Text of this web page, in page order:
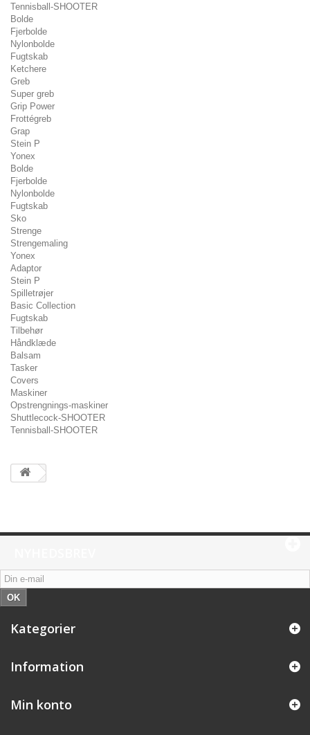
Tennisball-SHOOTER
Bolde
Fjerbolde
Nylonbolde
Fugtskab
Ketchere
Greb
Super greb
Grip Power
Frottégreb
Grap
Stein P
Yonex
Bolde
Fjerbolde
Nylonbolde
Fugtskab
Sko
Strenge
Strengemaling
Yonex
Adaptor
Stein P
Spilletrøjer
Basic Collection
Fugtskab
Tilbehør
Håndklæde
Balsam
Tasker
Covers
Maskiner
Opstrengnings-maskiner
Shuttlecock-SHOOTER
Tennisball-SHOOTER
OK
Kategorier
Information
Min konto